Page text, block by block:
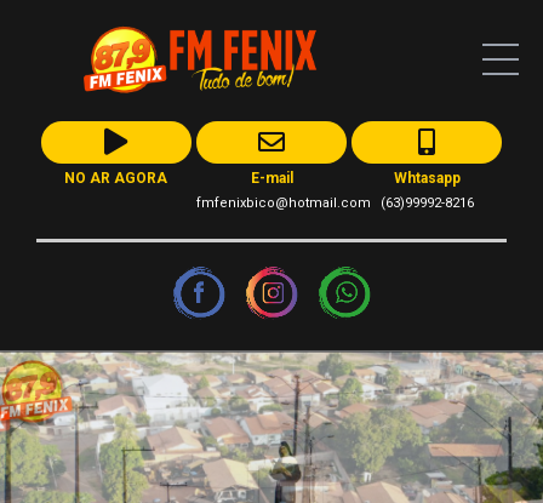
NO AR AGORA E-mail
fmfenixbico@hotmail.com
Whtasapp
(63)99992-8216